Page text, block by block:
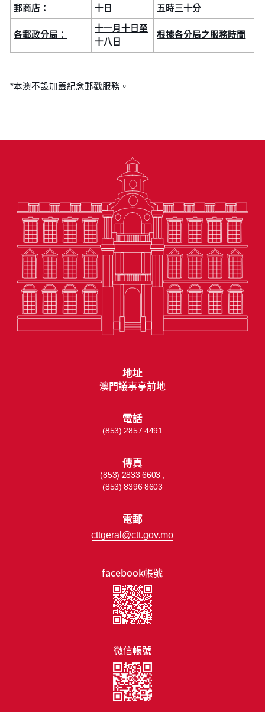
郵商店：
十日
五時三十分
各郵政分局：
十一月十日至
十八日
根據各分局之服務時間
*本澳不設加蓋紀念郵戳服務。
facebook帳號
微信帳號
地址
澳門議事亭前地
電話
(853) 2857 4491
傳真
(853) 2833 6603 ;
(853) 8396 8603
電郵
cttgeral@ctt.gov.mo